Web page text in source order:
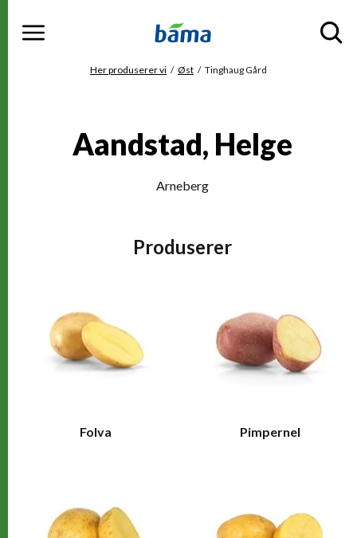
Meny
Du er herHer produserer vi Øst Tinghaug Gård
Aandstad, Helge
Arneberg
Produserer
Folva Pimpernel